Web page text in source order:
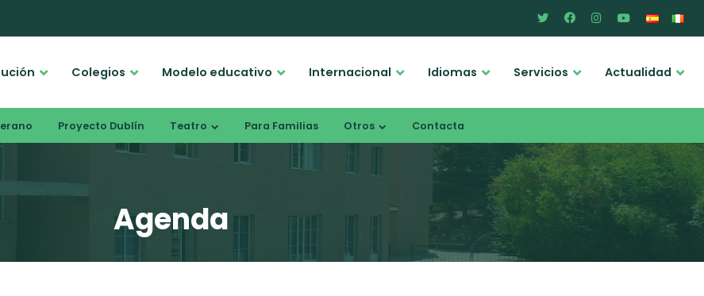
Colegios Modelo educativo Internacional Idiomas Servicios Actualidad
Proyecto Dublín Teatro Para Familias Otros Contacta
Agenda